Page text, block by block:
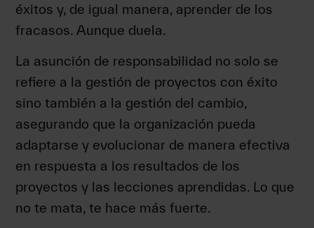
éxitos y, de igual manera, aprender de los
fracasos. Aunque duela.
La asunción de responsabilidad no solo se
refiere a la gestión de proyectos con éxito
sino también a la gestión del cambio,
asegurando que la organización pueda
adaptarse y evolucionar de manera efectiva
en respuesta a los resultados de los
proyectos y las lecciones aprendidas. Lo que
no te mata, te hace más fuerte.